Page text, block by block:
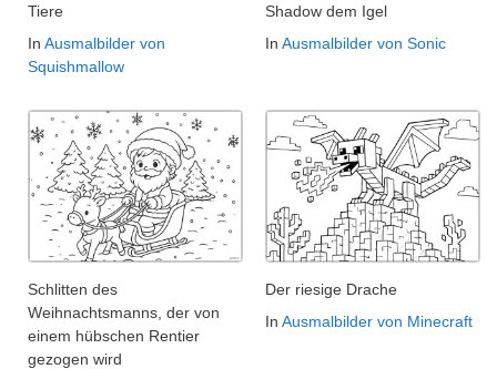
Tiere
In Ausmalbilder von
Squishmallow
Shadow dem Igel
In Ausmalbilder von Sonic
Schlitten des
Weihnachtsmanns, der von
einem hübschen Rentier
gezogen wird
Der riesige Drache
In Ausmalbilder von Minecraft